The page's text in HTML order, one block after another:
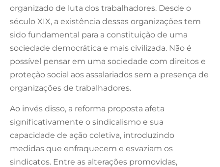
organizado de luta dos trabalhadores. Desde o
século XIX, a existência dessas organizações tem
sido fundamental para a constituição de uma
sociedade democrática e mais civilizada. Não é
possível pensar em uma sociedade com direitos e
proteção social aos assalariados sem a presença de
organizações de trabalhadores.
Ao invés disso, a reforma proposta afeta
significativamente o sindicalismo e sua
capacidade de ação coletiva, introduzindo
medidas que enfraquecem e esvaziam os
sindicatos. Entre as alterações promovidas,